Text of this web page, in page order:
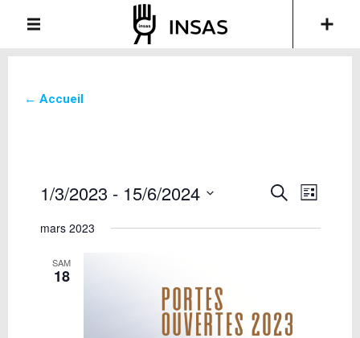
← Accueil
Recherche
navigation
Recherche
vues
List
1/3/2023 - 15/6/2024
une
mars 2023
SAM
18